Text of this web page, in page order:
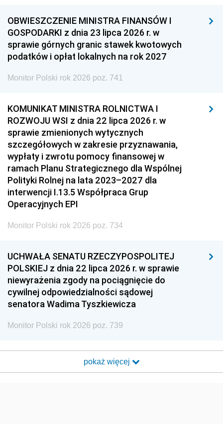
OBWIESZCZENIE MINISTRA FINANSÓW I
GOSPODARKI z dnia 23 lipca 2026 r. w
sprawie górnych granic stawek kwotowych
podatków i opłat lokalnych na rok 2027
Monitor Polski rok 2026 poz. 741
KOMUNIKAT MINISTRA ROLNICTWA I
ROZWOJU WSI z dnia 22 lipca 2026 r. w
sprawie zmienionych wytycznych
szczegółowych w zakresie przyznawania,
wypłaty i zwrotu pomocy finansowej w
ramach Planu Strategicznego dla Wspólnej
Polityki Rolnej na lata 2023–2027 dla
interwencji I.13.5 Współpraca Grup
Operacyjnych EPI
Monitor Polski rok 2026 poz. 734
UCHWAŁA SENATU RZECZYPOSPOLITEJ
POLSKIEJ z dnia 22 lipca 2026 r. w sprawie
niewyrażenia zgody na pociągnięcie do
cywilnej odpowiedzialności sądowej
senatora Wadima Tyszkiewicza
Monitor Polski rok 2026 poz. 739
pokaż więcej